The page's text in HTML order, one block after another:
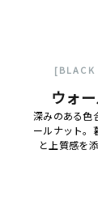
ウォ
深みのある色
ールナット。
と上質感を